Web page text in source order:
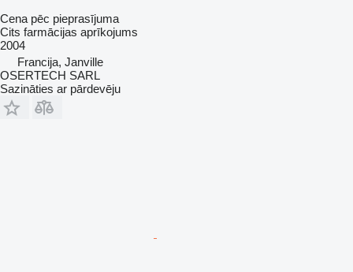
Cena pēc pieprasījuma
Cits farmācijas aprīkojums
2004
Francija, Janville
OSERTECH SARL
Sazināties ar pārdevēju